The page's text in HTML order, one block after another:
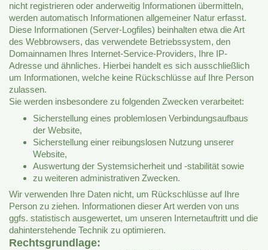
nicht registrieren oder anderweitig Informationen übermitteln,
werden automatisch Informationen allgemeiner Natur erfasst.
Diese Informationen (Server-Logfiles) beinhalten etwa die Art
des Webbrowsers, das verwendete Betriebssystem, den
Domainnamen Ihres Internet-Service-Providers, Ihre IP-
Adresse und ähnliches. Hierbei handelt es sich ausschließlich
um Informationen, welche keine Rückschlüsse auf Ihre Person
zulassen.
Sie werden insbesondere zu folgenden Zwecken verarbeitet:
Sicherstellung eines problemlosen Verbindungsaufbaus
der Website,
Sicherstellung einer reibungslosen Nutzung unserer
Website,
Auswertung der Systemsicherheit und -stabilität sowie
zu weiteren administrativen Zwecken.
Wir verwenden Ihre Daten nicht, um Rückschlüsse auf Ihre
Person zu ziehen. Informationen dieser Art werden von uns
ggfs. statistisch ausgewertet, um unseren Internetauftritt und die
dahinterstehende Technik zu optimieren.
Rechtsgrundlage: